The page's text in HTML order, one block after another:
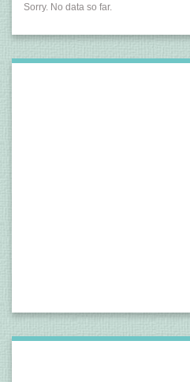
Sorry. No data so far.